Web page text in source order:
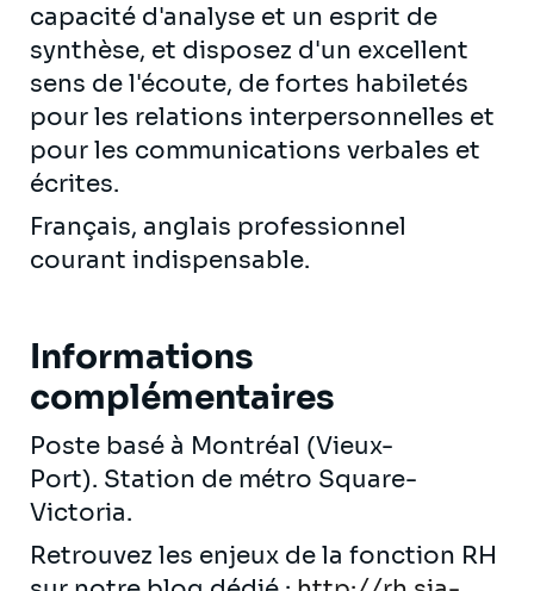
capacité d'analyse et un esprit de
synthèse, et disposez d'un excellent
sens de l'écoute, de fortes habiletés
pour les relations interpersonnelles et
pour les communications verbales et
écrites.
Français, anglais professionnel
courant indispensable.
Informations
complémentaires
Poste basé à Montréal (Vieux-
Port). Station de métro Square-
Victoria.
Retrouvez les enjeux de la fonction RH